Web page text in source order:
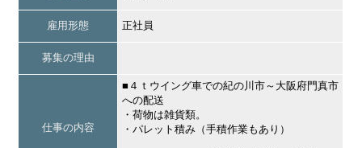
雇用形態 正社員
募集の理由
仕事の内容
■４ｔウイング車での紀の川市～大阪府門真市
への配送
・荷物は雑貨類。
・パレット積み（手積作業もあり）